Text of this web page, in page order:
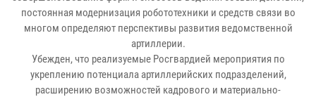
постоянная модернизация робототехники и средств связи во
многом определяют перспективы развития ведомственной
артиллерии.
Убежден, что реализуемые Росгвардией мероприятия по
укреплению потенциала артиллерийских подразделений,
расширению возможностей кадрового и материально-